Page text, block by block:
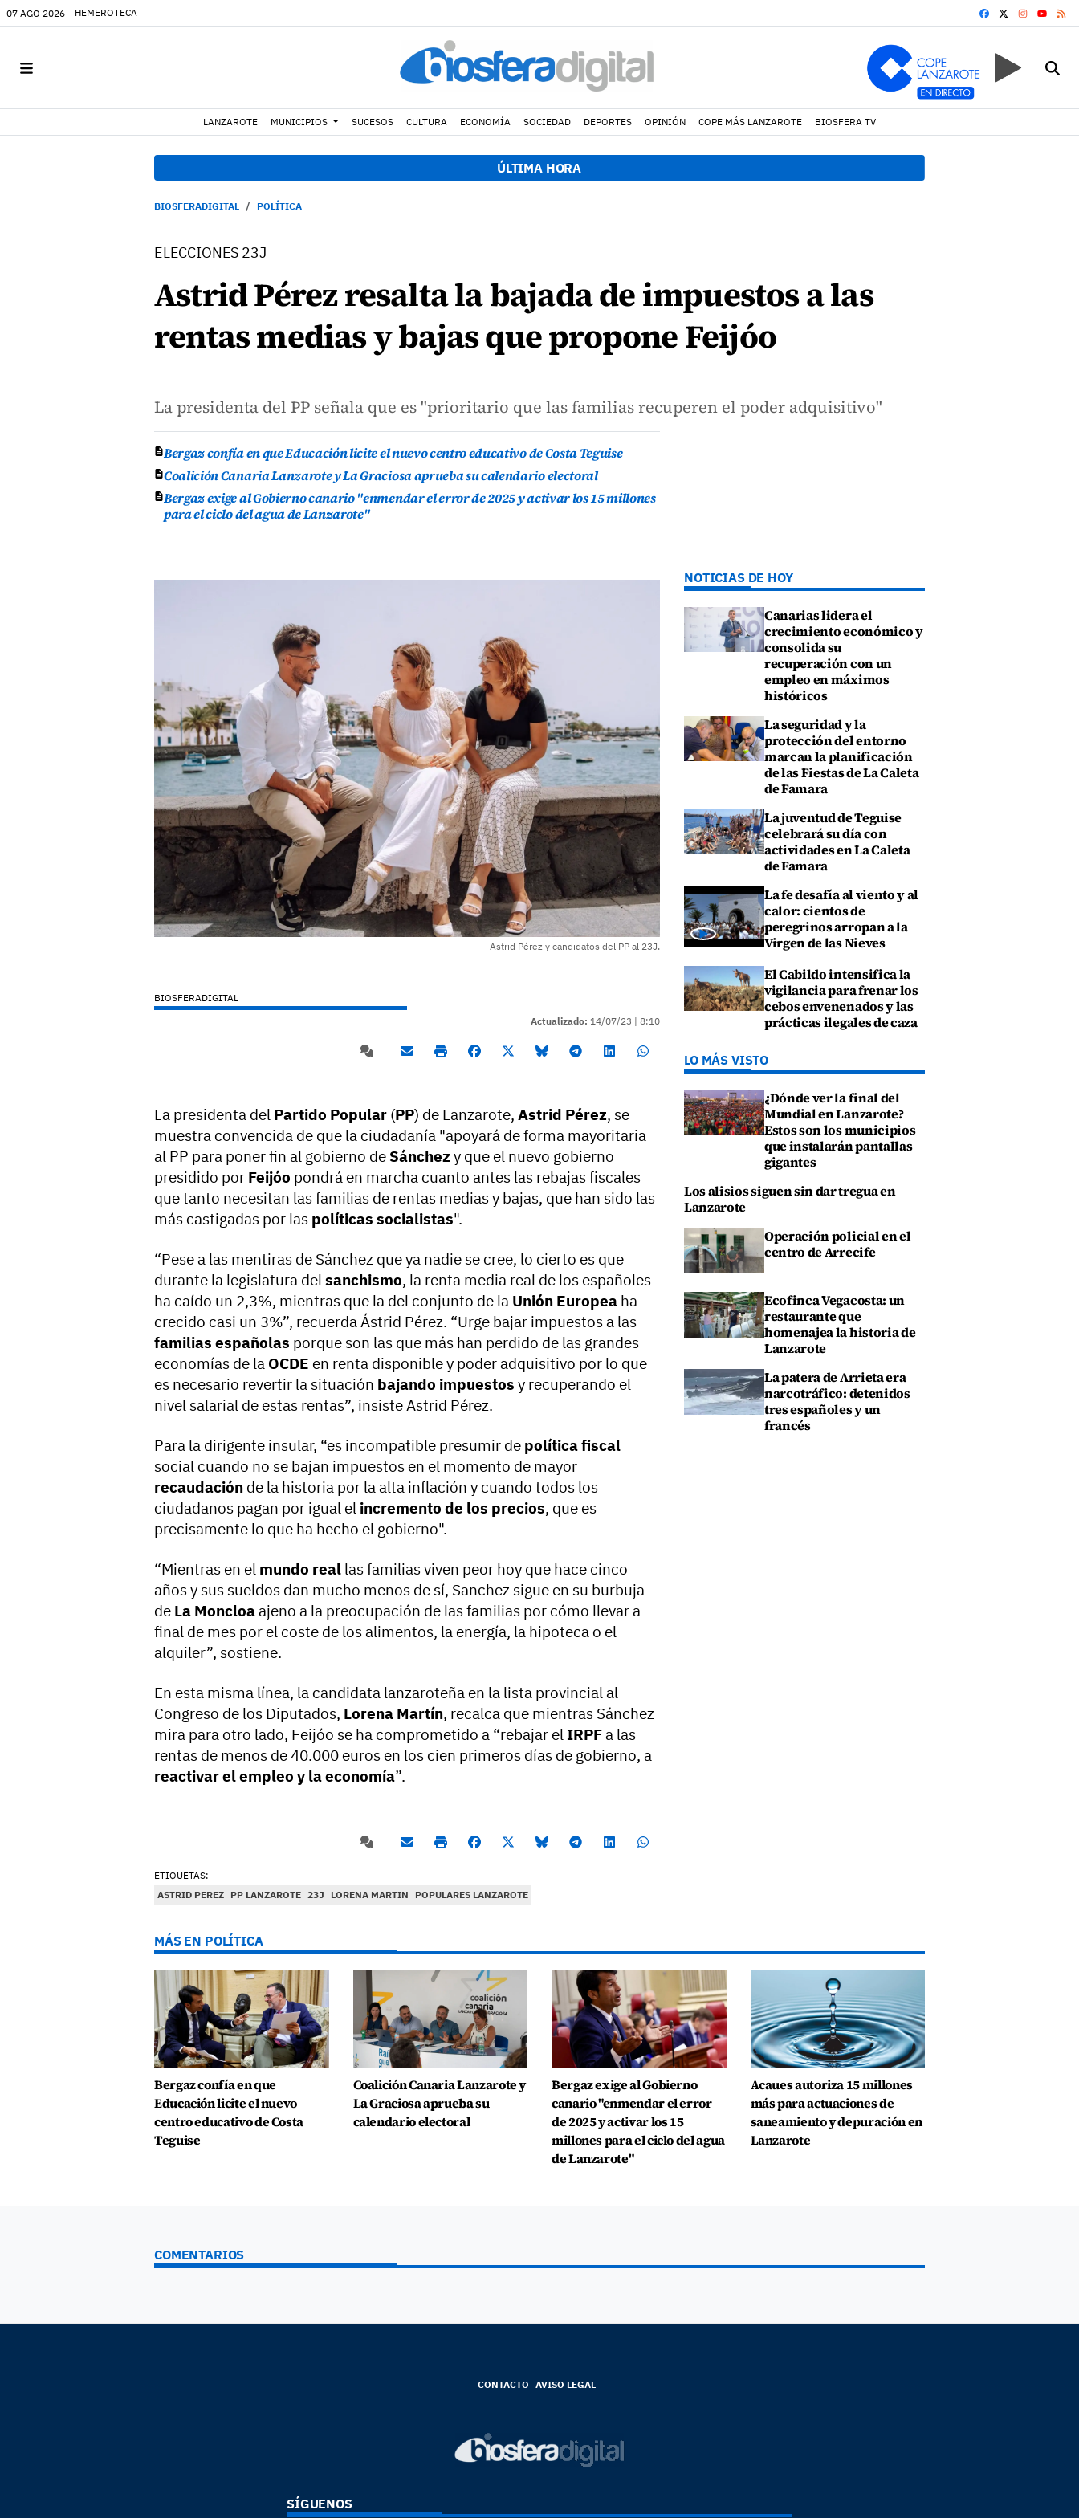
07 AGO 2026 HEMEROTECA FACEBOOK
YOUTUBE
LANZAROTE MUNICIPIOS SUCESOS CULTURA ECONOMÍA SOCIEDAD DEPORTES OPINIÓN COPE MÁS LANZAROTE BIOSFERA TV
ÚLTIMA HORA
BIOSFERADIGITAL POLÍTICA
ELECCIONES 23J
Astrid Pérez resalta la bajada de impuestos a las
rentas medias y bajas que propone Feijóo
La presidenta del PP señala que es "prioritario que las familias recuperen el poder adquisitivo"
Bergaz confía en que Educación licite el nuevo centro educativo de Costa Teguise
Coalición Canaria Lanzarote y La Graciosa aprueba su calendario electoral
Bergaz exige al Gobierno canario "enmendar el error de 2025 y activar los 15 millones
para el ciclo del agua de Lanzarote"
Astrid Pérez y candidatos del PP al 23J.
BIOSFERADIGITAL
Actualizado: 14/07/23 | 8:10
La presidenta del Partido Popular (PP) de Lanzarote, Astrid Pérez, se
muestra convencida de que la ciudadanía "apoyará de forma mayoritaria
al PP para poner fin al gobierno de Sánchezy que el nuevo gobierno
presidido por Feijóo pondrá en marcha cuanto antes las rebajas fiscales
que tanto necesitan las familias de rentas medias y bajas, que han sido las
más castigadas por las políticas socialistas".
“Pese a las mentiras de Sánchez que ya nadie se cree, lo cierto es que
durante la legislatura del sanchismo, la renta media real de los españoles
ha caído un 2,3%, mientras que la del conjunto de la Unión Europea ha
crecido casi un 3%”, recuerda Ástrid Pérez. “Urge bajar impuestos a las
familias españolas porque son las que más han perdido de las grandes
economías de la OCDE en renta disponible y poder adquisitivo por lo que
es necesario revertir la situación bajando impuestos y recuperando el
nivel salarial de estas rentas”, insiste Astrid Pérez.
Para la dirigente insular, “es incompatible presumir de política fiscal
social cuando no se bajan impuestos en el momento de mayor
recaudación de la historia por la alta inflación y cuando todos los
ciudadanos pagan por igual el incremento de los precios, que es
precisamente lo que ha hecho el gobierno".
“Mientras en el mundo real las familias viven peor hoy que hace cinco
años y sus sueldos dan mucho menos de sí, Sanchez sigue en su burbuja
de La Moncloaajeno a la preocupación de las familias por cómo llevar a
final de mes por el coste de los alimentos, la energía, la hipoteca o el
alquiler”, sostiene.
En esta misma línea, la candidata lanzaroteña en la lista provincial al
Congreso de los Diputados, Lorena Martín, recalca que mientras Sánchez
mira para otro lado, Feijóo se ha comprometido a “rebajar el IRPFa las
rentas de menos de 40.000 euros en los cien primeros días de gobierno, a
reactivar el empleo y la economía”.
ETIQUETAS:
ASTRID PEREZ PP LANZAROTE 23J LORENA MARTIN POPULARES LANZAROTE
NOTICIAS DE HOY
Canarias lidera el
crecimiento económico y
consolida su
recuperación con un
empleo en máximos
históricos
La seguridad y la
protección del entorno
marcan la planificación
de las Fiestas de La Caleta
de Famara
La juventud de Teguise
celebrará su día con
actividades en La Caleta
de Famara
La fe desafía al viento y al
calor: cientos de
peregrinos arropan a la
Virgen de las Nieves
El Cabildo intensifica la
vigilancia para frenar los
cebos envenenados y las
prácticas ilegales de caza
LO MÁS VISTO
¿Dónde ver la final del
Mundial en Lanzarote?
Estos son los municipios
que instalarán pantallas
gigantes
Los alisios siguen sin dar tregua en
Lanzarote
Operación policial en el
centro de Arrecife
Ecofinca Vegacosta: un
restaurante que
homenajea la historia de
Lanzarote
La patera de Arrieta era
narcotráfico: detenidos
tres españoles y un
francés
MÁS EN POLÍTICA
Bergaz confía en que
Educación licite el nuevo
centro educativo de Costa
Teguise
Coalición Canaria Lanzarote y
La Graciosa aprueba su
calendario electoral
Bergaz exige al Gobierno
canario "enmendar el error
de 2025 y activar los 15
millones para el ciclo del agua
de Lanzarote"
Acaues autoriza 15 millones
más para actuaciones de
saneamiento y depuración en
Lanzarote
COMENTARIOS
CONTACTO AVISO LEGAL
SÍGUENOS